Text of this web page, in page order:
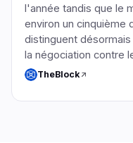
l'année tandis que le
environ un cinquième
distinguent
la négociation contre
TheBlock